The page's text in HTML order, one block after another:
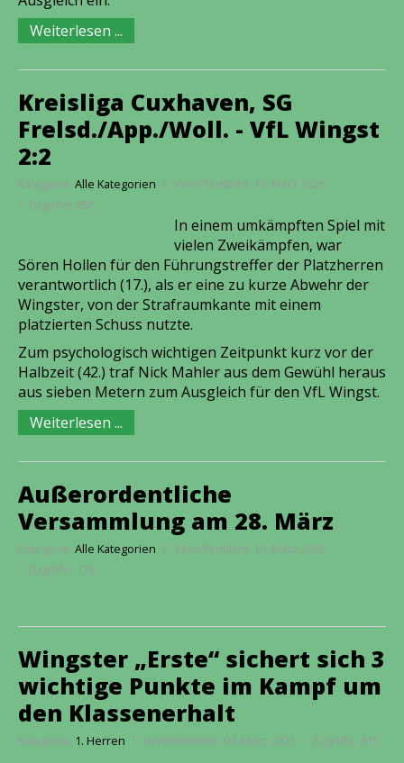
Weiterlesen ...
Kreisliga Cuxhaven, SG
Frelsd./App./Woll. - VfL Wingst
2:2
Kategorie: Alle Kategorien
Veröffentlicht: 16. März 2025
Zugriffe: 856
In einem umkämpften Spiel mit
vielen Zweikämpfen, war
Sören Hollen für den Führungstreffer der Platzherren
verantwortlich (17.), als er eine zu kurze Abwehr der
Wingster, von der Strafraumkante mit einem
platzierten Schuss nutzte.
Zum psychologisch wichtigen Zeitpunkt kurz vor der
Halbzeit (42.) traf Nick Mahler aus dem Gewühl heraus
aus sieben Metern zum Ausgleich für den VfL Wingst.
Weiterlesen ...
Außerordentliche
Versammlung am 28. März
Kategorie: Alle Kategorien
Veröffentlicht: 10. März 2025
Zugriffe: 778
Wingster „Erste“ sichert sich 3
wichtige Punkte im Kampf um
den Klassenerhalt
Kategorie: 1. Herren Veröffentlicht: 09. März 2025 Zugriffe: 815